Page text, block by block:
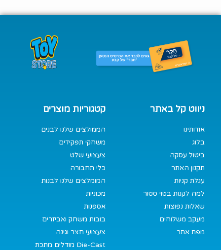
קטגוריות מוצרים
הממולצים שלנו לבנים
משחקי תפקידים
צעצועי שלט
כלי תחבורה
המומלצים שלנו לבנות
מכוניות
אספנות
בובות משחק ואביזרים
צעצועי חצר וגינה
מודלים מתכת Die-Cast
ניווט קל באתר
אודותינו
בלוג
ביטול עסקה
תקנון האתר
עגלת קניות
למה לקנות בטוי סטור
שאלות נפוצות
מעקב משלוחים
מפת אתר